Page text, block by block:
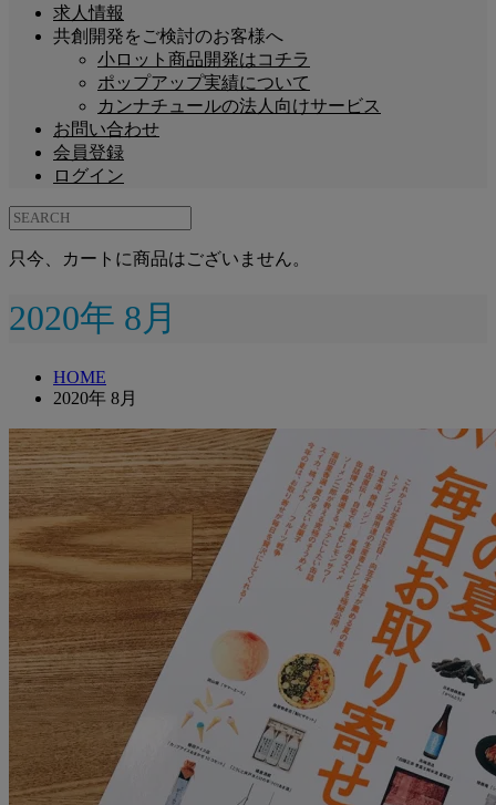
求人情報
共創開発をご検討のお客様へ
小ロット商品開発はコチラ
ポップアップ実績について
カンナチュールの法人向けサービス
お問い合わせ
会員登録
ログイン
只今、カートに商品はございません。
2020年 8月
HOME
2020年 8月